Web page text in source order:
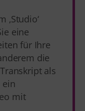
‚Studio‘
eine
für Ihre
die
als
ein
mit